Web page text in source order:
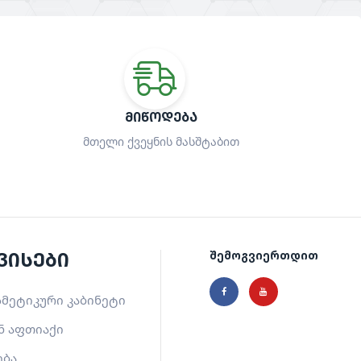
ᲛᲘᲬᲝᲓᲔᲑᲐ
მთელი ქვეყნის მასშტაბით
კაბინეტი
აფთიაქი
შემოგვიერთდით